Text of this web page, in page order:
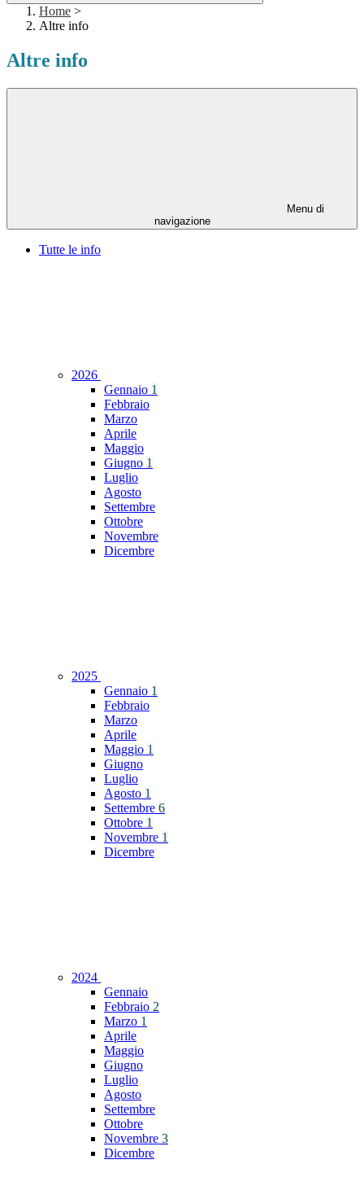
Home >
Altre info
Altre info
Menu di
navigazione
Tutte le info
2026
Gennaio 1
Febbraio
Marzo
Aprile
Maggio
Giugno 1
Luglio
Agosto
Settembre
Ottobre
Novembre
Dicembre
2025
Gennaio 1
Febbraio
Marzo
Aprile
Maggio 1
Giugno
Luglio
Agosto 1
Settembre 6
Ottobre 1
Novembre 1
Dicembre
2024
Gennaio
Febbraio 2
Marzo 1
Aprile
Maggio
Giugno
Luglio
Agosto
Settembre
Ottobre
Novembre 3
Dicembre